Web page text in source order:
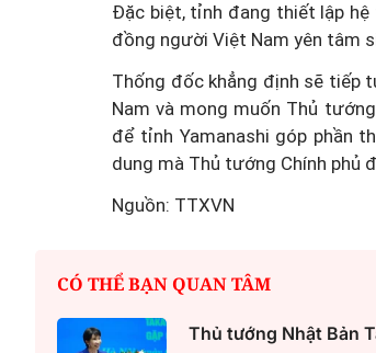
Đặc biệt, tỉnh đang thiết lập
đồng người Việt Nam yên tâm
Thống đốc khẳng định sẽ tiếp
Nam và mong muốn Thủ
để tỉnh Yamanashi góp phần
dung mà Thủ tướng Chính phủ
Nguồn: TTXVN
CÓ THỂ BẠN QUAN TÂM
Thủ tướng Nhật Bản